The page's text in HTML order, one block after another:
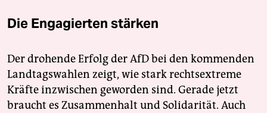
Die Engagierten stärken
Der drohende Erfolg der AfD bei den kommenden
Landtagswahlen zeigt, wie stark rechtsextreme
Kräfte inzwischen geworden sind. Gerade jetzt
braucht es Zusammenhalt und Solidarität. Auch